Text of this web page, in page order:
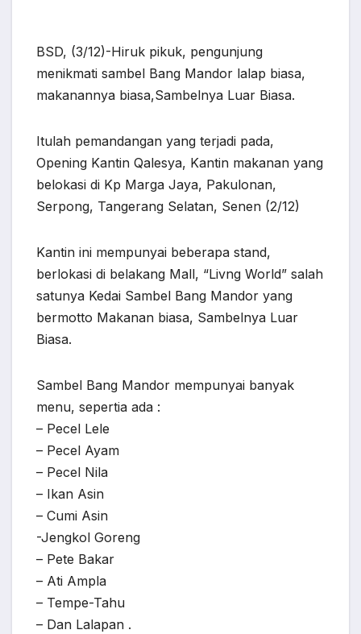
BSD, (3/12)-Hiruk pikuk, pengunjung
menikmati sambel Bang Mandor lalap biasa,
makanannya biasa,Sambelnya Luar Biasa.
Itulah pemandangan yang terjadi pada,
Opening Kantin Qalesya, Kantin makanan yang
belokasi di Kp Marga Jaya, Pakulonan,
Serpong, Tangerang Selatan, Senen (2/12)
Kantin ini mempunyai beberapa stand,
berlokasi di belakang Mall, “Livng World” salah
satunya Kedai Sambel Bang Mandor yang
bermotto Makanan biasa, Sambelnya Luar
Biasa.
Sambel Bang Mandor mempunyai banyak
menu, sepertia ada :
– Pecel Lele
– Pecel Ayam
– Pecel Nila
– Ikan Asin
– Cumi Asin
-Jengkol Goreng
– Pete Bakar
– Ati Ampla
– Tempe-Tahu
– Dan Lalapan .